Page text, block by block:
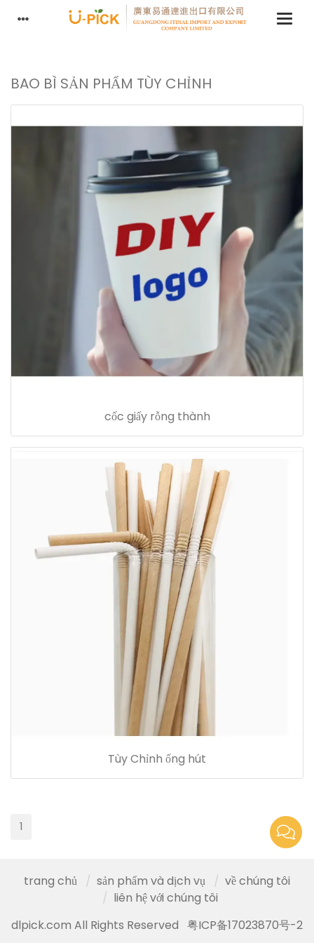
BAO BÌ SẢN PHẨM TÙY CHỈNH
cốc giấy rỗng thành
Tùy Chỉnh ống hút
1
trang chủ sản phẩm và dịch vụ
về chúng tôi
liên hệ với chúng tôi
dlpick.com All Rights Reserved 粤ICP备17023870号-2